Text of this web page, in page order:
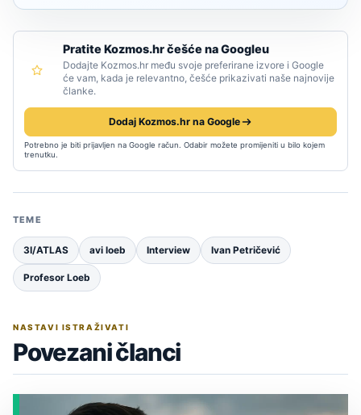
Pratite Kozmos.hr češće na Googleu
Dodajte Kozmos.hr među svoje preferirane izvore i Google
će vam, kada je relevantno, češće prikazivati naše najnovije
članke.
Dodaj Kozmos.hr na Google
Potrebno je biti prijavljen na Google račun. Odabir možete promijeniti u bilo kojem
trenutku.
TEME
3I/ATLAS avi loeb Interview Ivan Petričević
Profesor Loeb
NASTAVI ISTRAŽIVATI
Povezani članci